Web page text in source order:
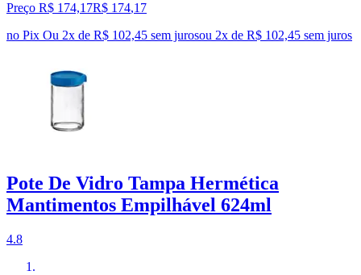
Preço R$ 174,17R$ 174,17
no Pix Ou 2x de R$ 102,45 sem jurosou 2x de R$ 102,45 sem juros
Pote De Vidro Tampa Hermética
Mantimentos Empilhável 624ml
4.8